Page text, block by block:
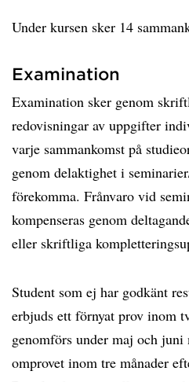
Under kursen sker 14
Examination
Examination sker genom
redovisningar av uppgifter
varje sammankomst på
genom delaktighet i
förekomma. Frånvaro vid
kompenseras genom
eller skriftliga
Student som ej har godkänt
erbjuds ett förnyat prov inom
genomförs under maj och juni
omprovet inom tre månader